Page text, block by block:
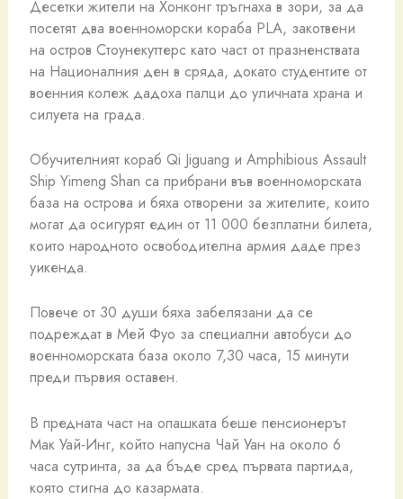
Десетки жители на Хонконг тръгнаха в зори, за да
посетят два военноморски кораба PLA, закотвени
на остров Стоунекуттерс като част от празненствата
на Националния ден в сряда, докато студентите от
военния колеж дадоха палци до уличната храна и
силуета на града.
Обучителният кораб Qi Jiguang и Amphibious Assault
Ship Yimeng Shan са прибрани във военноморската
база на острова и бяха отворени за жителите, които
могат да осигурят един от 11 000 безплатни билета,
които народното освободителна армия даде през
уикенда.
Повече от 30 души бяха забелязани да се
подреждат в Мей Фуо за специални автобуси до
военноморската база около 7,30 часа, 15 минути
преди първия оставен.
В предната част на опашката беше пенсионерът
Мак Уай-Инг, който напусна Чай Уан на около 6
часа сутринта, за да бъде сред първата партида,
която стигна до казармата.